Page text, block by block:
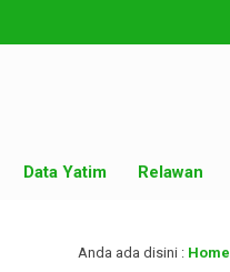
Data Yatim Relawan
Anda ada disini : Home